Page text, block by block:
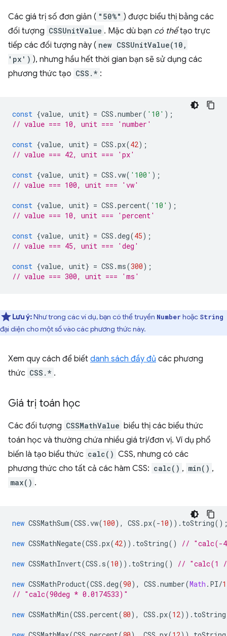
Các giá trị số đơn giản ( "50%" ) được biểu thị bằng các
đối tượng CSSUnitValue . Mặc dù bạn có thểtạo trực
tiếp các đối tượng này ( new CSSUnitValue(10,
'px') ), nhưng hầu hết thời gian bạn sẽ sử dụng các
phương thức tạo CSS.* :
const {value, unit} = CSS .number( '10' );
// value === 10, unit === 'number'
const {value, unit} = CSS .px(42);
// value === 42, unit === 'px'
const {value, unit} = CSS .vw( '100' );
// value === 100, unit === 'vw'
const {value, unit} = CSS .percent( '10' );
// value === 10, unit === 'percent'
const {value, unit} = CSS .deg(45);
// value === 45, unit === 'deg'
const {value, unit} = CSS .ms(300);
// value === 300, unit === 'ms'
Lưu ý:Như trong các ví dụ, bạn có thể truyền Number hoặc String
đại diện cho một số vào các phương thức này.
Xem quy cách để biết danh sách đầy đủ các phương
thức CSS.* .
Giá trị toán học
Các đối tượng CSSMathValue biểu thị các biểu thức
toán học và thường chứa nhiều giá trị/đơn vị. Ví dụ phổ
biến là tạo biểu thức calc() CSS, nhưng có các
phương thức cho tất cả các hàm CSS: calc() , min() ,
max() .
new CSSMathSum(CSS .vw(100), CSS .px(-10)). toString
new CSSMathNegate(CSS .px(42)). toString() // "calc(-
new CSSMathInvert(CSS . s(10)). toString() // "calc(1
new CSSMathProduct(CSS .deg(90), CSS .number(Math . PI/
// "calc(90deg * 0.0174533)"
new CSSMathMin(CSS .percent(80), CSS .px(12)). toString